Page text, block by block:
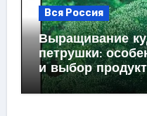
Вся Россия
Выращивание
петрушки:
и выбор